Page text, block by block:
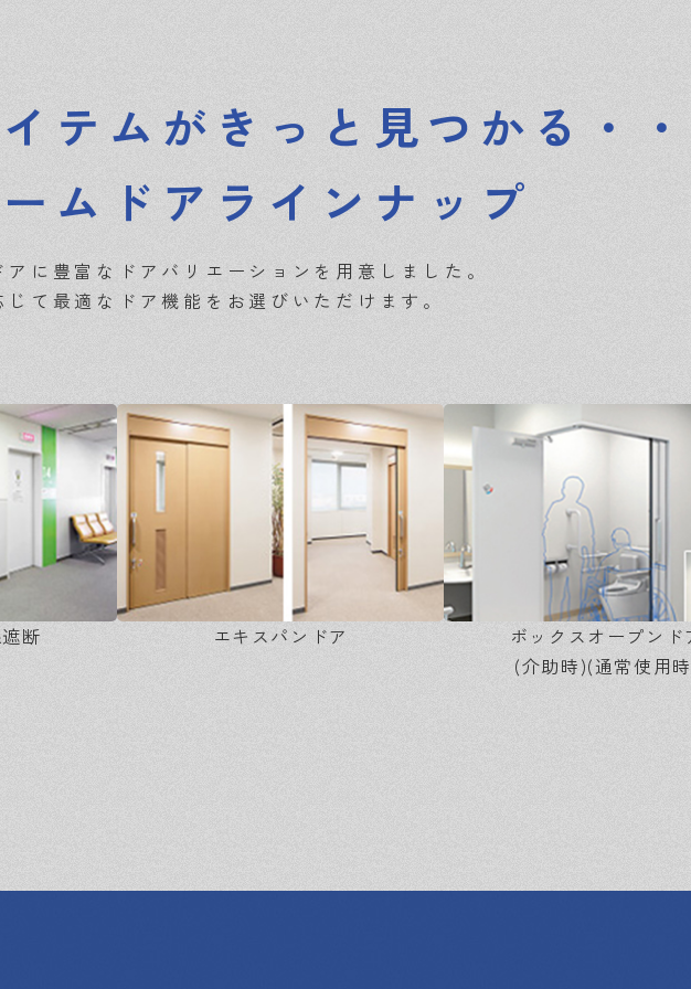
テムがきっと見つかる・
ムドアラインナップ
に豊富なドアバリエーションを用意しました。
て最適なドア機能をお選びいただけます。
断 エキスパンドア
ボックスオープンド
(介助時)(通常使用